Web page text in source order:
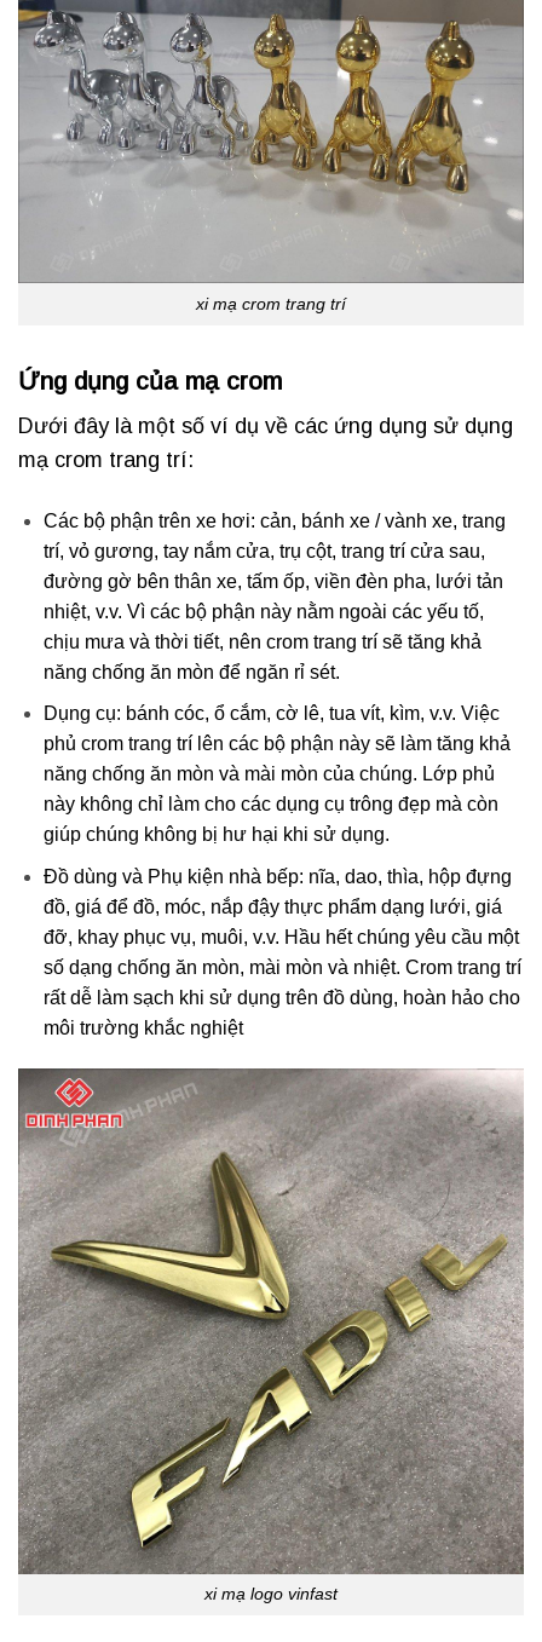
xi mạ crom trang trí
Ứng dụng của mạ crom
Dưới đây là một số ví dụ về các ứng dụng sử dụng
mạ crom trang trí:
Các bộ phận trên xe hơi: cản, bánh xe / vành xe, trang
trí, vỏ gương, tay nắm cửa, trụ cột, trang trí cửa sau,
đường gờ bên thân xe, tấm ốp, viền đèn pha, lưới tản
nhiệt, v.v. Vì các bộ phận này nằm ngoài các yếu tố,
chịu mưa và thời tiết, nên crom trang trí sẽ tăng khả
năng chống ăn mòn để ngăn rỉ sét.
Dụng cụ: bánh cóc, ổ cắm, cờ lê, tua vít, kìm, v.v. Việc
phủ crom trang trí lên các bộ phận này sẽ làm tăng khả
năng chống ăn mòn và mài mòn của chúng. Lớp phủ
này không chỉ làm cho các dụng cụ trông đẹp mà còn
giúp chúng không bị hư hại khi sử dụng.
Đồ dùng và Phụ kiện nhà bếp: nĩa, dao, thìa, hộp đựng
đồ, giá để đồ, móc, nắp đậy thực phẩm dạng lưới, giá
đỡ, khay phục vụ, muôi, v.v. Hầu hết chúng yêu cầu một
số dạng chống ăn mòn, mài mòn và nhiệt. Crom trang trí
rất dễ làm sạch khi sử dụng trên đồ dùng, hoàn hảo cho
môi trường khắc nghiệt
xi mạ logo vinfast